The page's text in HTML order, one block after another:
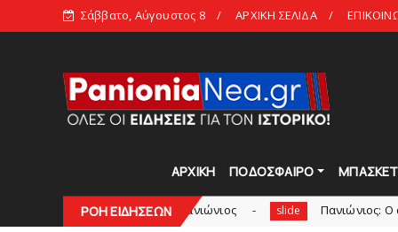
Σάββατο, Αύγουστος 8 ΑΡΧΙΚΗ ΣΕΛΙΔΑ
ΑΡΧΙΚΗ ΠΟΔΟΣΦΑΙΡΟ ΜΠΑΣΚΕΤ
ΡΟΗ ΕΙΔΗΣΕΩΝ
το Νίκη Βόλου - Πανιώνιος slide Πανιώνιος: O άξονας που